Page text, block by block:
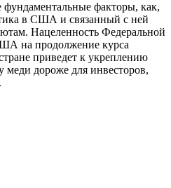
факторы, как,
в США и связанный с ней
Нацеленность Федеральной
на продолжение курса
приведет к укреплению
меди дороже для инвесторов,